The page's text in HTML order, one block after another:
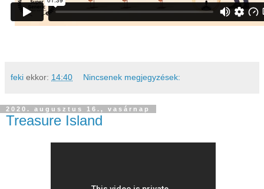
feki ekkor: 14:40 Nincsenek megjegyzések:
2020. augusztus 16., vasárnap
Treasure Island